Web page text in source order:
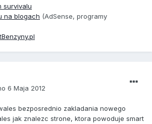
survivalu
na blogach (AdSense, programy
6 Maja 2012
bezposrednio zakladania nowego
jak znalezc strone, ktora powoduje smart